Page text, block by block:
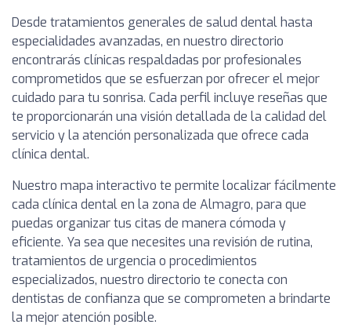
Desde tratamientos generales de salud dental hasta
especialidades avanzadas, en nuestro directorio
encontrarás clínicas respaldadas por profesionales
comprometidos que se esfuerzan por ofrecer el mejor
cuidado para tu sonrisa. Cada perfil incluye reseñas que
te proporcionarán una visión detallada de la calidad del
servicio y la atención personalizada que ofrece cada
clínica dental.
Nuestro mapa interactivo te permite localizar fácilmente
cada clínica dental en la zona de Almagro, para que
puedas organizar tus citas de manera cómoda y
eficiente. Ya sea que necesites una revisión de rutina,
tratamientos de urgencia o procedimientos
especializados, nuestro directorio te conecta con
dentistas de confianza que se comprometen a brindarte
la mejor atención posible.